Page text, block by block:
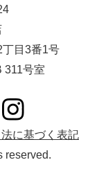
目3番1号
号室
に基づく表記
reserved.